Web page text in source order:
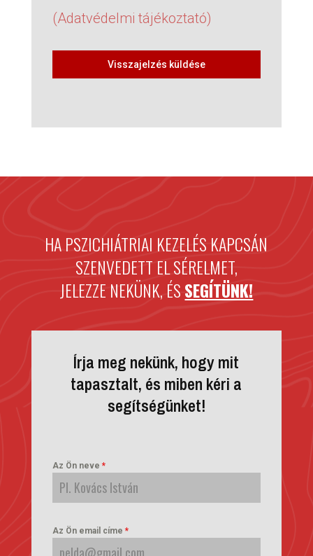
(Adatvédelmi tájékoztató)
Visszajelzés küldése
HA PSZICHIÁTRIAI KEZELÉS KAPCSÁN
SZENVEDETT EL SÉRELMET,
JELEZZE NEKÜNK, ÉSSEGÍTÜNK!
Írja meg nekünk, hogy mit
tapasztalt, és miben kéri a
segítségünket!
Az Ön neve *
Az Ön email címe *